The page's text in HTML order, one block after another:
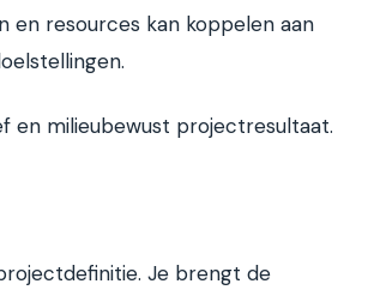
en resources kan koppelen aan
en milieubewust projectresultaat.
Je brengt de